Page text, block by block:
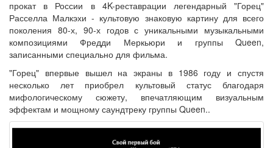
прокат в России в 4K-реставрации легендарный "Горец"
Расселла Малкэхи - культовую знаковую картину для всего
поколения 80-х, 90-х годов с уникальными музыкальными
композициями Фредди Меркьюри и группы Queen,
записанными специально для фильма.
"Горец" впервые вышел на экраны в 1986 году и спустя
несколько лет приобрел культовый статус благодаря
мифологическому сюжету, впечатляющим визуальным
эффектам и мощному саундтреку группы Queen..